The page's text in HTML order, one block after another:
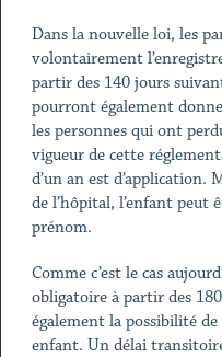
Dans la nouvelle loi, les
volontairement
partir des 140 jours
pourront également
les personnes qui ont
vigueur de cette
d’un an est
de l’hôpital, l’enfant peut
prénom.
Comme c’est le cas
obligatoire à partir des
également la possibilité
enfant. Un délai